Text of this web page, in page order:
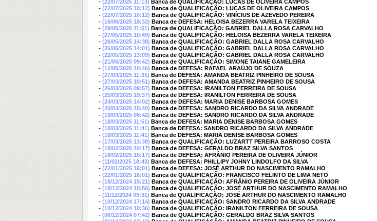
- (22/07/2025 11:13) Banca de QUALIFICAÇÃO: LUCAS DE OLIVEIRA CAMPOS
- (22/07/2025 10:12) Banca de QUALIFICAÇÃO: LUCAS DE OLIVEIRA CAMPOS
- (22/07/2025 10:12) Banca de QUALIFICAÇÃO: VINÍCIUS DE AZEVEDO PEREIRA
- (16/06/2025 18:32) Banca de DEFESA: HELOISA BEZERRA VARELA TEIXEIRA
- (28/05/2025 11:51) Banca de QUALIFICAÇÃO: GABRIEL DALLA ROSA CARVALHO
- (27/05/2025 10:49) Banca de QUALIFICAÇÃO: HELOISA BEZERRA VARELA TEIXEIRA
- (26/05/2025 14:38) Banca de QUALIFICAÇÃO: GABRIEL DALLA ROSA CARVALHO
- (26/05/2025 14:01) Banca de QUALIFICAÇÃO: GABRIEL DALLA ROSA CARVALHO
- (22/05/2025 13:09) Banca de QUALIFICAÇÃO: GABRIEL DALLA ROSA CARVALHO
- (21/05/2025 09:42) Banca de QUALIFICAÇÃO: SIMONE TAIANE GAMELEIRA
- (12/05/2025 10:46) Banca de DEFESA: RAFAEL ARAÚJO DE SOUZA
- (27/03/2025 11:35) Banca de DEFESA: AMANDA BEATRIZ PINHEIRO DE SOUSA
- (27/03/2025 10:51) Banca de DEFESA: AMANDA BEATRIZ PINHEIRO DE SOUSA
- (26/03/2025 09:57) Banca de DEFESA: IRANILTON FERREIRA DE SOUSA
- (25/03/2025 19:37) Banca de DEFESA: IRANILTON FERREIRA DE SOUSA
- (24/03/2025 14:02) Banca de DEFESA: MARIA DENISE BARBOSA GOMES
- (20/03/2025 15:40) Banca de DEFESA: SANDRO RICARDO DA SILVA ANDRADE
- (19/03/2025 08:42) Banca de DEFESA: SANDRO RICARDO DA SILVA ANDRADE
- (18/03/2025 11:51) Banca de DEFESA: MARIA DENISE BARBOSA GOMES
- (18/03/2025 11:41) Banca de DEFESA: SANDRO RICARDO DA SILVA ANDRADE
- (18/03/2025 11:41) Banca de DEFESA: MARIA DENISE BARBOSA GOMES
- (17/03/2025 13:39) Banca de QUALIFICAÇÃO: LUZARTT PEREIRA BARROSO COSTA
- (18/02/2025 10:17) Banca de DEFESA: GERALDO BRAZ SILVA SANTOS
- (18/02/2025 10:17) Banca de DEFESA: AFRÂNIO PEREIRA DE OLIVEIRA JÚNIOR
- (11/02/2025 18:43) Banca de DEFESA: PHILLIPY JOHNY LINDOLFO DA SILVA
- (22/01/2025 16:01) Banca de DEFESA: JOSÉ ARTHUR DO NASCIMENTO RAMALHO
- (22/01/2025 16:01) Banca de QUALIFICAÇÃO: FRANCISCO FELINTO DE LIMA NETO
- (18/12/2024 15:21) Banca de QUALIFICAÇÃO: AFRÂNIO PEREIRA DE OLIVEIRA JÚNIOR
- (18/12/2024 10:56) Banca de QUALIFICAÇÃO: JOSÉ ARTHUR DO NASCIMENTO RAMALHO
- (11/12/2024 09:31) Banca de QUALIFICAÇÃO: JOSÉ ARTHUR DO NASCIMENTO RAMALHO
- (10/12/2024 17:14) Banca de QUALIFICAÇÃO: SANDRO RICARDO DA SILVA ANDRADE
- (10/12/2024 10:36) Banca de QUALIFICAÇÃO: IRANILTON FERREIRA DE SOUSA
- (06/12/2024 07:42) Banca de QUALIFICAÇÃO: GERALDO BRAZ SILVA SANTOS